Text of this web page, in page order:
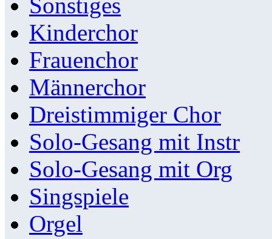
Sonstiges
Kinderchor
Frauenchor
Männerchor
Dreistimmiger Chor
Solo-Gesang mit Instr
Solo-Gesang mit Org
Singspiele
Orgel